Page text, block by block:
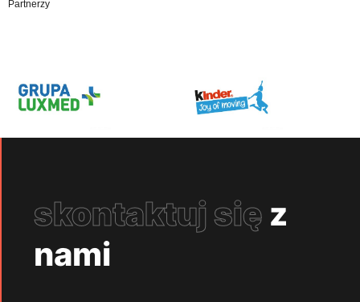
Partnerzy
skontaktuj się z
nami